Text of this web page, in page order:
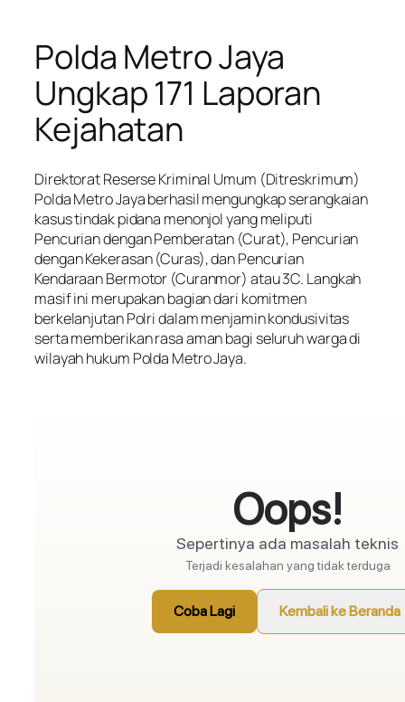
Polda Metro Jaya
Ungkap 171 Laporan
Kejahatan
Direktorat Reserse Kriminal Umum (Ditreskrimum)
Polda Metro Jaya berhasil mengungkap serangkaian
kasus tindak pidana menonjol yang meliputi
Pencurian dengan Pemberatan (Curat), Pencurian
dengan Kekerasan (Curas), dan Pencurian
Kendaraan Bermotor (Curanmor) atau 3C. Langkah
masif ini merupakan bagian dari komitmen
berkelanjutan Polri dalam menjamin kondusivitas
serta memberikan rasa aman bagi seluruh warga di
wilayah hukum Polda Metro Jaya.